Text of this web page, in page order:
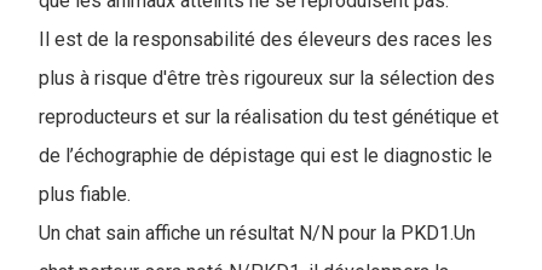
Il est de la responsabilité des éleveurs des races les
plus à risque d'être très rigoureux sur la sélection des
reproducteurs et sur la réalisation du test génétique et
de l’échographie de dépistage qui est le diagnostic le
plus fiable.
Un chat sain affiche un résultat N/N pour la PKD1.Un